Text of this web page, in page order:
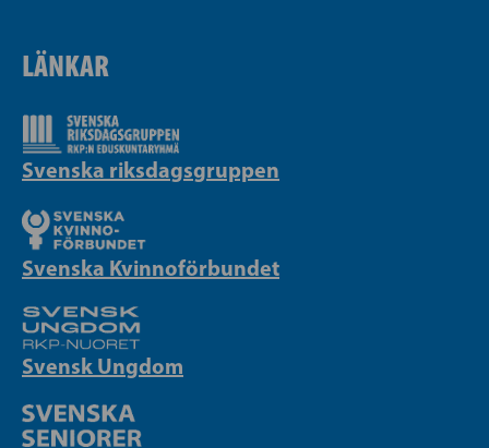
LÄNKAR
Svenska riksdagsgruppen
Svenska Kvinnoförbundet
Svensk Ungdom